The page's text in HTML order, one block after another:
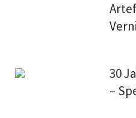
30
–